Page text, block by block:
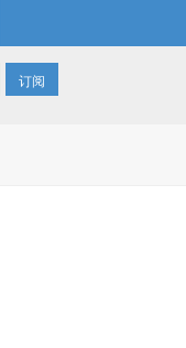
订阅